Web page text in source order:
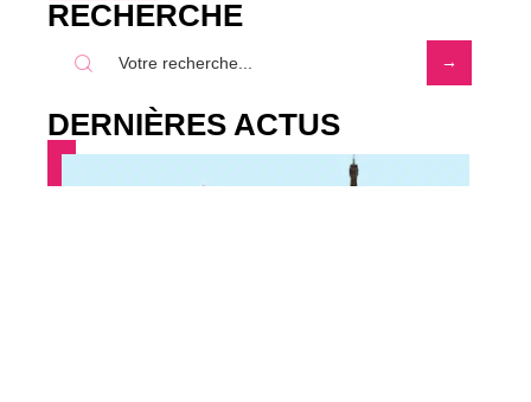
RECHERCHE
DERNIÈRES ACTUS